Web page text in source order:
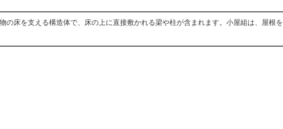
の床を支える構造体で、床の上に直接敷かれる梁や柱が含まれます。小屋組は、屋根を